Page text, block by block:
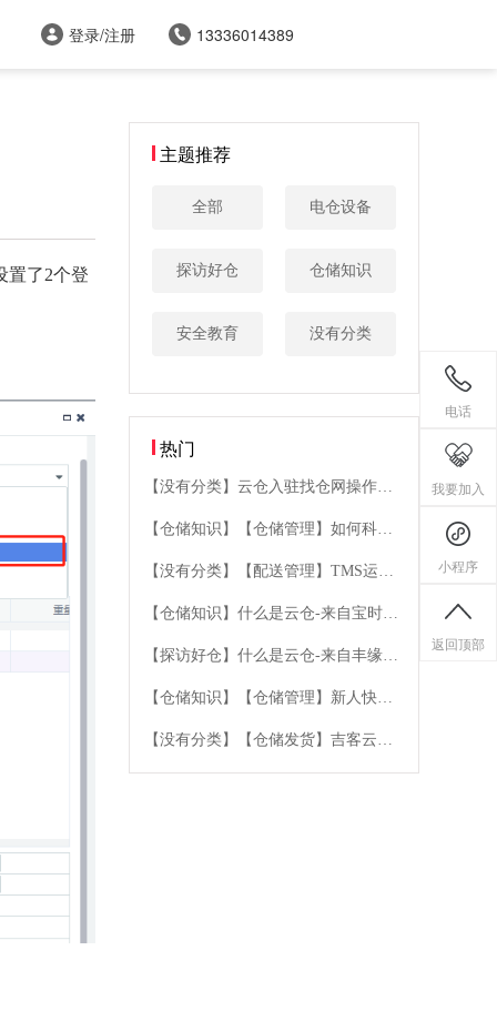
登录/注册 13336014389
电话
我要加入
小程序
返回顶部
置了2个登
主题推荐
全部 电仓设备
探访好仓 仓储知识
安全教育 没有分类
热门
【没有分类】云仓入驻找仓网操作步
【仓储知识】【仓储管理】如何科学
【没有分类】【配送管理】TMS运输
【仓储知识】什么是云仓-来自宝时云
【探访好仓】什么是云仓-来自丰缘云
【仓储知识】【仓储管理】新人快速
【没有分类】【仓储发货】吉客云扫